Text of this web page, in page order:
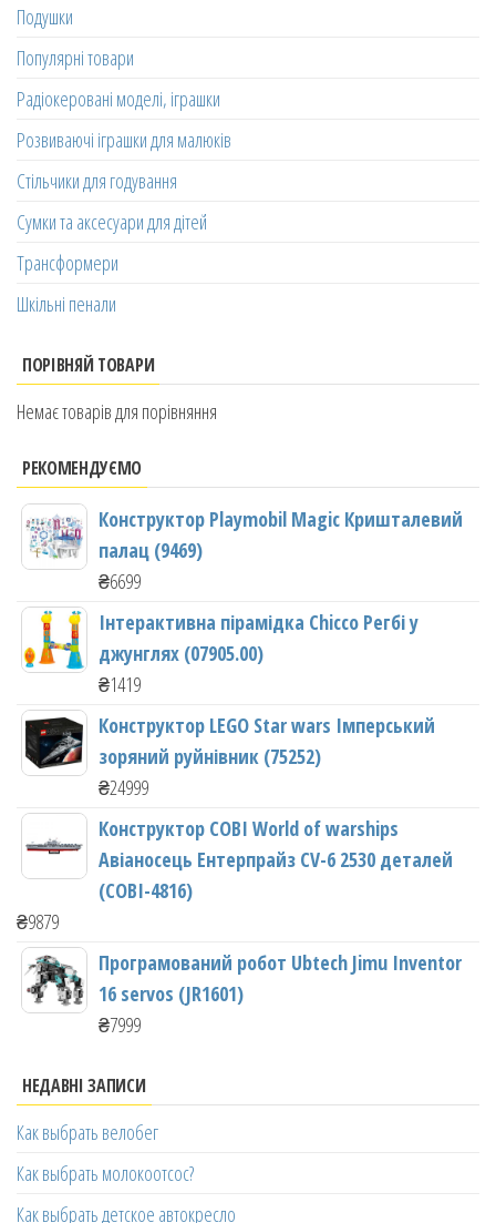
Подушки
Популярні товари
Радіокеровані моделі, іграшки
Розвиваючі іграшки для малюків
Стільчики для годування
Сумки та аксесуари для дітей
Трансформери
Шкільні пенали
ПОРІВНЯЙ ТОВАРИ
Немає товарів для порівняння
РЕКОМЕНДУЄМО
Конструктор Playmobil Magic Кришталевий
палац (9469)
₴6699
Інтерактивна пірамідка Chicco Регбі у
джунглях (07905.00)
₴1419
Конструктор LEGO Star wars Імперський
зоряний руйнівник (75252)
₴24999
Конструктор COBI World of warships
Авіаносець Ентерпрайз CV-6 2530 деталей
(COBI-4816)
₴9879
Програмований робот Ubtech Jimu Inventor
16 servos (JR1601)
₴7999
НЕДАВНІ ЗАПИСИ
Как выбрать велобег
Как выбрать молокоотсос?
Как выбрать детское автокресло